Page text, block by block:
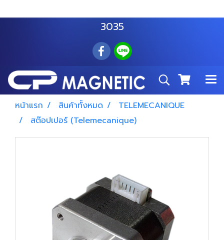
3035
หน้าแรก สินค้าทั้งหมด
TELEMECANIQUE
สต๊อปเปอร์ (Telemecanique)